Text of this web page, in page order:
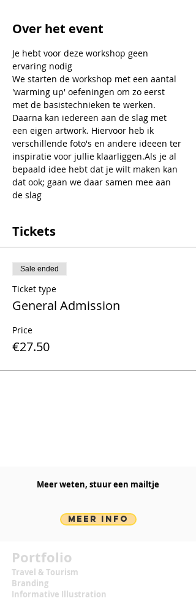
Over het event
Je hebt voor deze workshop geen
ervaring nodig
We starten de workshop met een aantal
'warming up' oefeningen om zo eerst
met de basistechnieken te werken.
Daarna kan iedereen aan de slag met
een eigen artwork. Hiervoor heb ik
verschillende foto's en andere ideeen ter
inspiratie voor jullie klaarliggen.Als je al
bepaald idee hebt dat je wilt maken kan
dat ook; gaan we daar samen mee aan
de slag
Tickets
Sale ended
Ticket type
General Admission
Price
€27.50
Meer weten, stuur een mailtje​
MEER INFO
Portfolio
Travel & Tourism
Branding
Informative Illustration